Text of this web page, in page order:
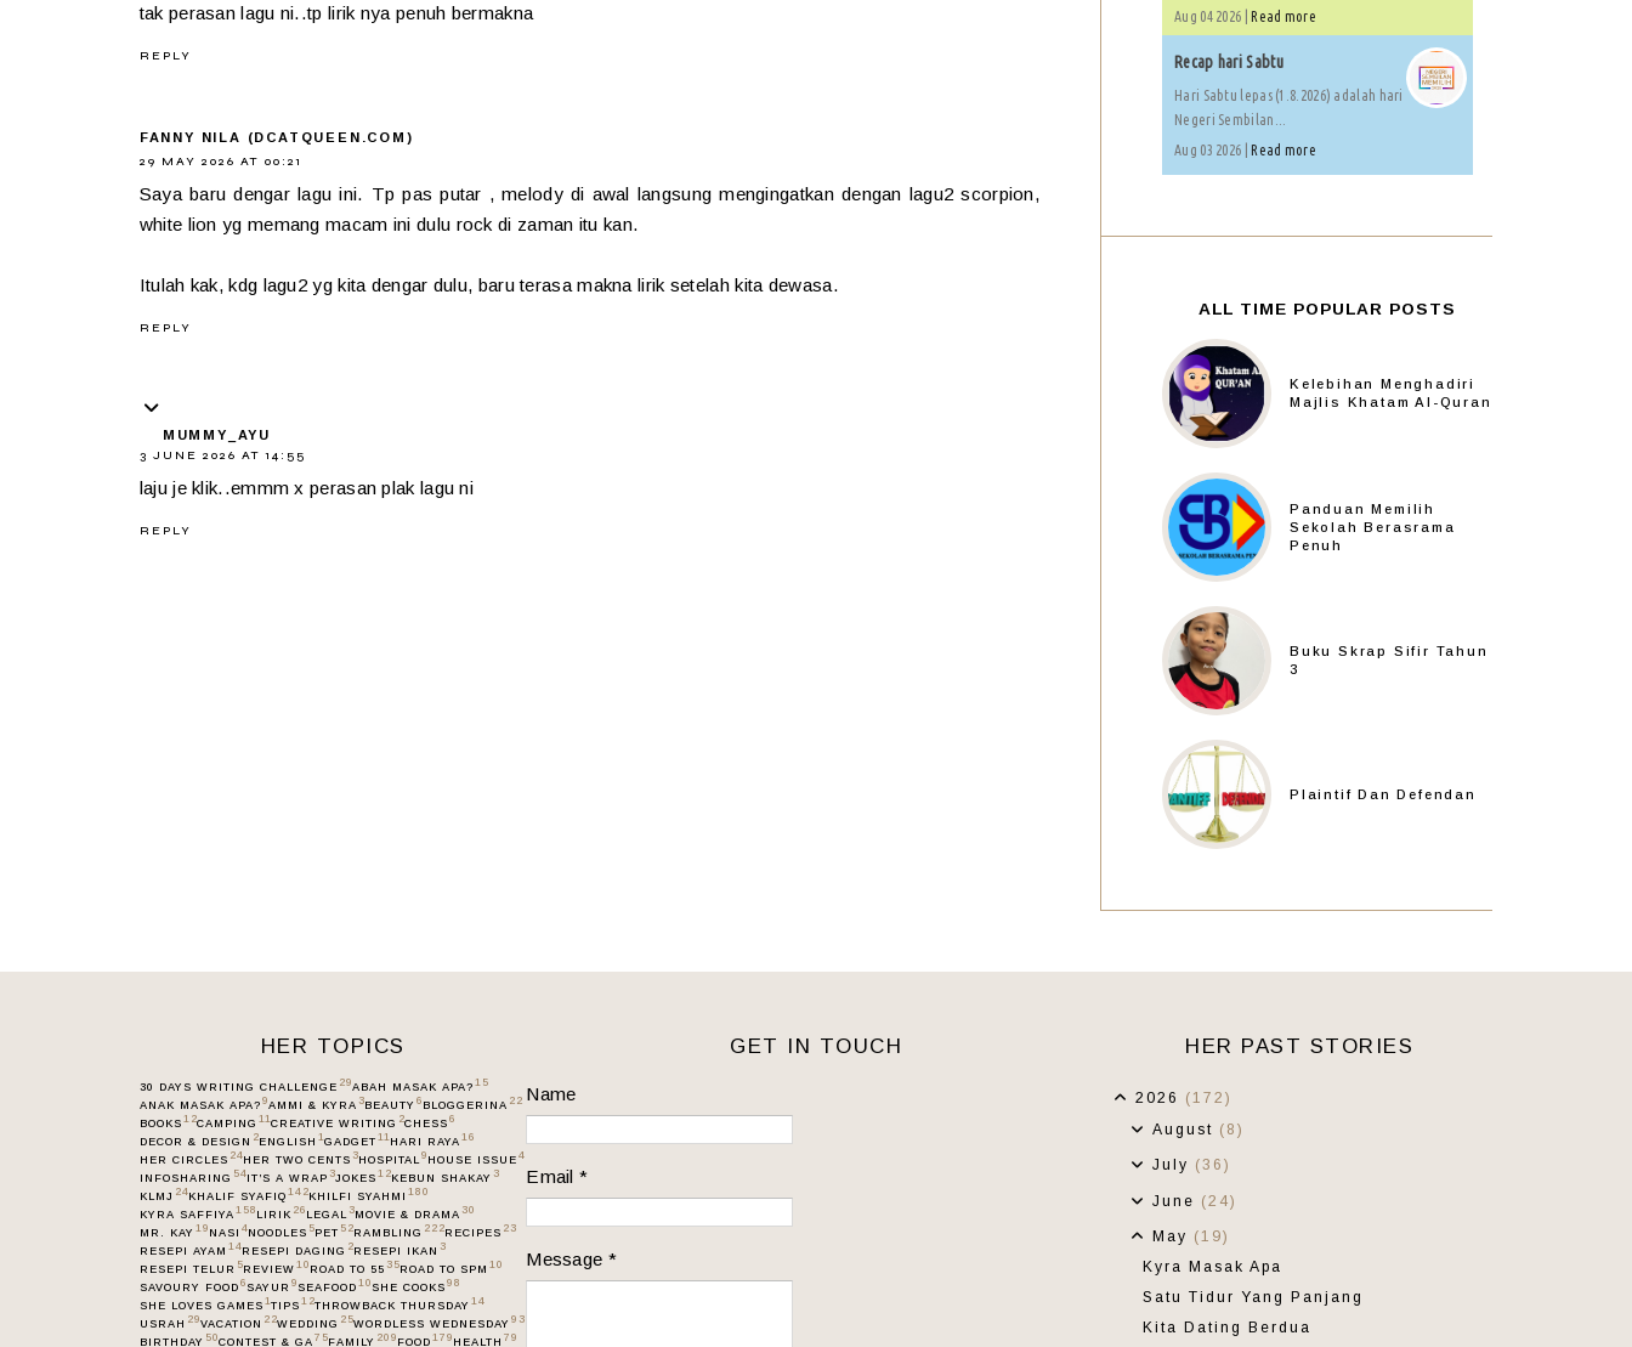
tak perasan lagu ni..tp lirik nya penuh bermakna
REPLY
FANNY NILA (DCATQUEEN.COM)
29 MAY 2026 AT 00:21
Saya baru dengar lagu ini. Tp pas putar , melody di awal langsung mengingatkan dengan lagu2 scorpion,
white lion yg memang macam ini dulu rock di zaman itu kan.
Itulah kak, kdg lagu2 yg kita dengar dulu, baru terasa makna lirik setelah kita dewasa.
REPLY
MUMMY_AYU
3 JUNE 2026 AT 14:55
laju je klik..emmm x perasan plak lagu ni
REPLY
Aug 04 2026 | Read more
Recap hari Sabtu
Hari Sabtu lepas (1.8.2026) adalah hari
Negeri Sembilan...
Aug 03 2026 | Read more
ALL TIME POPULAR POSTS
Kelebihan Menghadiri
Majlis Khatam Al-Quran
Panduan Memilih
Sekolah Berasrama
Penuh
Buku Skrap Sifir Tahun
3
Plaintif Dan Defendan
HER TOPICS
30 DAYS WRITING CHALLENGE 29ABAH MASAK APA? 15
ANAK MASAK APA? 9AMMI & KYRA 3BEAUTY 6 BLOGGERINA 22
BOOKS 12CAMPING 11CREATIVE WRITING 2CHESS 6
DECOR & DESIGN 2ENGLISH 1GADGET 11HARI RAYA 16
HER CIRCLES 24HER TWO CENTS 3HOSPITAL9 HOUSE ISSUE 4
INFOSHARING 54IT’S A WRAP 3JOKES 12KEBUN SHAKAY 3
KLMJ 24KHALIF SYAFIQ 142KHILFI SYAHMI 180
KYRA SAFFIYA 158 LIRIK 26 LEGAL3MOVIE & DRAMA 30
MR. KAY 19 NASI 4NOODLES 5PET 52RAMBLING 222RECIPES 23
RESEPI AYAM 14RESEPI DAGING 2RESEPI IKAN 3
RESEPI TELUR 5REVIEW 10 ROAD TO 55 35ROAD TO SPM 10
SAVOURY FOOD 6 SAYUR 9 SEAFOOD 10 SHE COOKS 98
SHE LOVES GAMES 1TIPS 12THROWBACK THURSDAY 14
USRAH 29VACATION 22WEDDING 25WORDLESS WEDNESDAY 93
BIRTHDAY 50CONTEST & GA 75FAMILY 209 FOOD 179 HEALTH 79
GET IN TOUCH
Name
Email*
Message *
HER PAST STORIES
2026 (172)
August (8)
July (36)
June (24)
May (19)
Kyra Masak Apa
Satu Tidur Yang Panjang
Kita Dating Berdua